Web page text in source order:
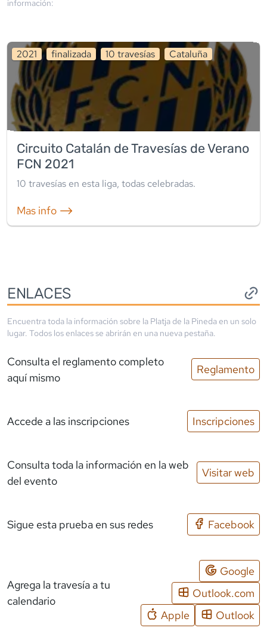
información:
2021 finalizada 10 travesías Cataluña
Circuito Catalán de Travesías de Verano
FCN 2021
10 travesías en esta liga, todas celebradas.
Mas info ⟶
ENLACES
Encuentra toda la información sobre la Platja de la Pineda en un solo
lugar. Todos los enlaces se abrirán en una nueva pestaña.
Consulta el reglamento completo
aquí mismo
Reglamento
Accede a las inscripciones Inscripciones
Consulta toda la información en la web
del evento
Visitar web
Sigue esta prueba en sus redes Facebook
Agrega la travesía a tu
calendario
Google
Outlook.com
Apple
Outlook